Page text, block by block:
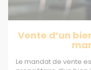
Vente d’un
Le mandat de vente